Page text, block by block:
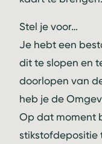
Stel je voor…
Je hebt een
dit te slopen en
doorlopen van
heb je de
Op dat moment
stikstofdepositie